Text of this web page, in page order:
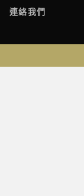
連絡我們